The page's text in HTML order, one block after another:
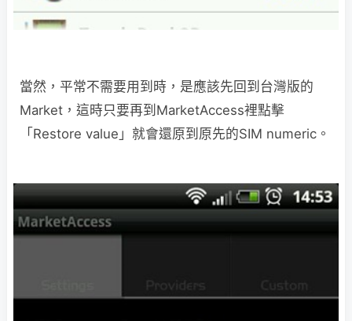
當然，平常不需要用到時，是應該先回到台灣版的
Market，這時只要再到MarketAccess裡點擊
「Restore value」就會還原到原先的SIM numeric。